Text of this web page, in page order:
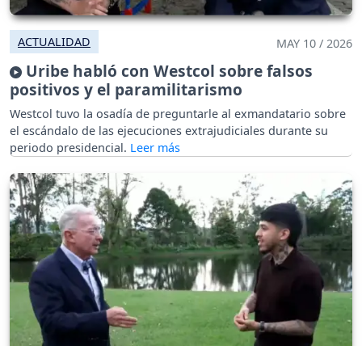
ACTUALIDAD MAY 10 / 2026
Uribe habló con Westcol sobre falsos
positivos y el paramilitarismo
Westcol tuvo la osadía de preguntarle al exmandatario sobre
el escándalo de las ejecuciones extrajudiciales durante su
periodo presidencial.